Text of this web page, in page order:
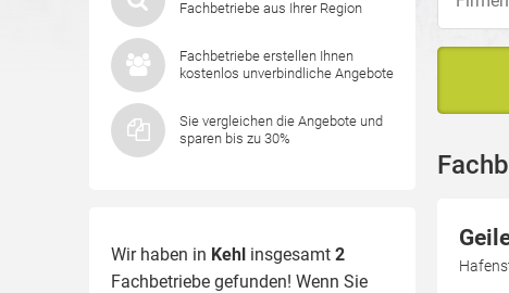
Fachbetriebe aus Ihrer Region
Fachbetriebe erstellen Ihnen
kostenlos unverbindliche Angebote
Sie vergleichen die Angebote und
sparen bis zu 30%
Wir haben in Kehl insgesamt 2
Fachbetriebe gefunden! Wenn Sie